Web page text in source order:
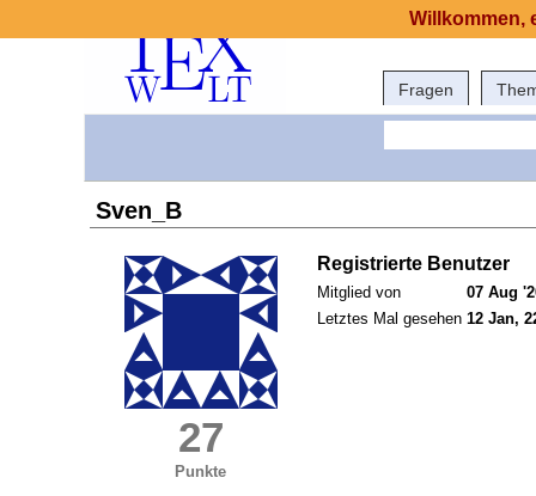
Fragen
Sven_B
27
Punkte
Registrierte Benutzer
Mitglied von
07 Aug
Letztes Mal gesehen 12 Jan,
Willkommen,